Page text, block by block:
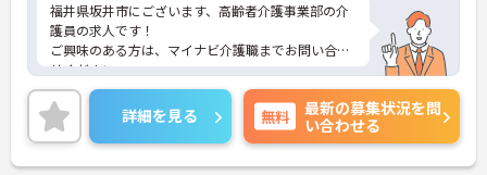
福井県坂井市にございます、高齢者介護事業部の介
護員の求人です！
ご興味のある方は、マイナビ介護職までお問い合わ
せください。
詳細を見る 無料
最新の募集状況を問
い合わせる